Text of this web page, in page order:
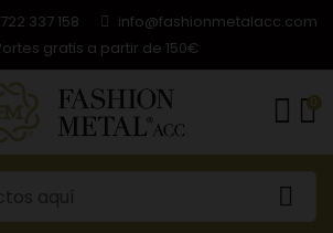
722 337 158
info@fashionmetalacc.com
gratis a partir de 150€
0